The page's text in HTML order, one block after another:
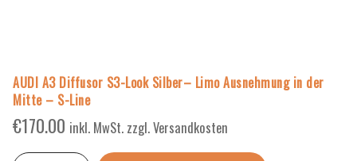
AUDI A3 Diffusor S3-Look Silber– Limo Ausnehmung in der
Mitte – S-Line
€170.00 inkl. MwSt. zzgl. Versandkosten